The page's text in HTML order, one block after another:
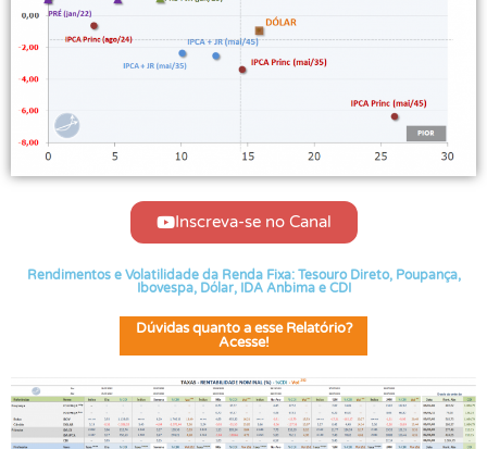
Inscreva-se no Canal
Rendimentos e Volatilidade da Renda Fixa: Tesouro Direto, Poupança,
Ibovespa, Dólar, IDA Anbima e CDI
Dúvidas quanto a esse Relatório?
Acesse!